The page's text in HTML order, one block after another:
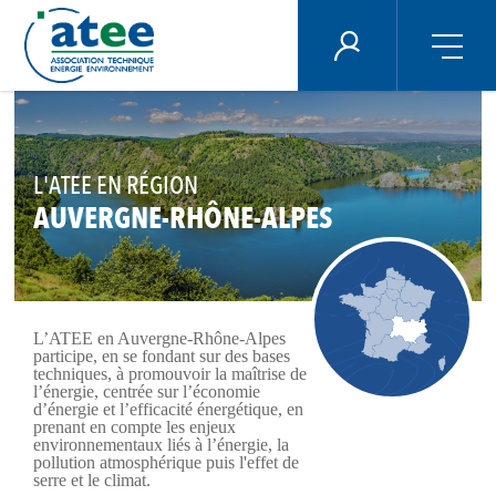
Aller
contenu
principal
ÉNERGIE PLUS
L'ATEE EN RÉGION
AUVERGNE-RHÔNE-ALPES
L’ATEE en Auvergne-Rhône-Alpes
participe, en se fondant sur des bases
techniques, à promouvoir la maîtrise de
l’énergie, centrée sur l’économie
d’énergie et l’efficacité énergétique, en
prenant en compte les enjeux
environnementaux liés à l’énergie, la
pollution atmosphérique puis l'effet de
serre et le climat.
Panneau de gestion des cookies